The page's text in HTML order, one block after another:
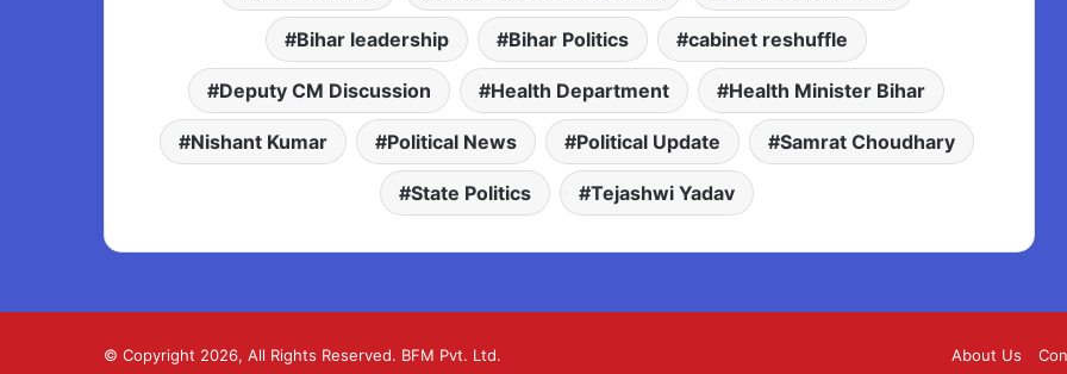
Bihar leadership Bihar Politics cabinet reshuffle
Deputy CM Discussion Health Department Health Minister Bihar
Nishant Kumar Political News Political Update Samrat Choudhary
State Politics Tejashwi Yadav
© Copyright 2026, All Rights Reserved. BFM Pvt. Ltd. About Us